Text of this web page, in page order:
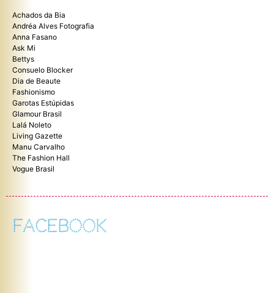
Achados da Bia
Andréa Alves Fotografia
Anna Fasano
Ask Mi
Bettys
Consuelo Blocker
Dia de Beaute
Fashionismo
Garotas Estúpidas
Glamour Brasil
Lalá Noleto
Living Gazette
Manu Carvalho
The Fashion Hall
Vogue Brasil
FACEBOOK